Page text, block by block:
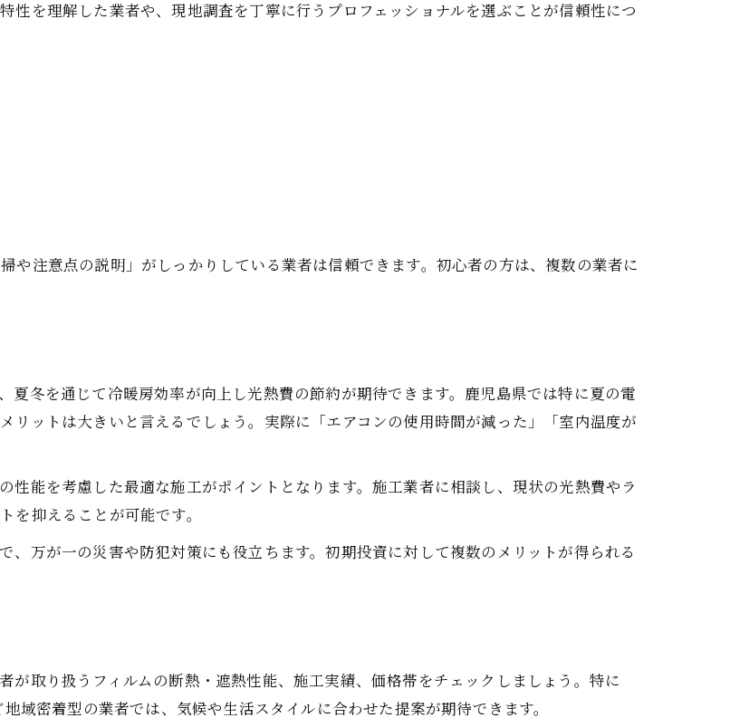
熱を両立する窓ガラスフィルム活用法
性を理解した業者や、現地調査を丁寧に行うプロフェッショナルを選ぶことが信頼性につ
や注意点の説明」がしっかりしている業者は信頼できます。初心者の方は、複数の業者に
夏冬を通じて冷暖房効率が向上し光熱費の節約が期待できます。鹿児島県では特に夏の電
リットは大きいと言えるでしょう。実際に「エアコンの使用時間が減った」「室内温度が
性能を考慮した最適な施工がポイントとなります。施工業者に相談し、現状の光熱費やラ
を抑えることが可能です。
、万が一の災害や防犯対策にも役立ちます。初期投資に対して複数のメリットが得られる
が取り扱うフィルムの断熱・遮熱性能、施工実績、価格帯をチェックしましょう。特に
域密着型の業者では、気候や生活スタイルに合わせた提案が期待できます。